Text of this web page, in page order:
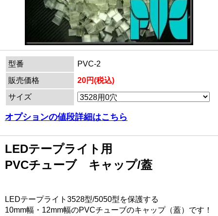
型番
PVC-2
販売価格
20円(税込)
サイズ
オプションの値段詳細はこちら
LEDテープライト用
PVCチューブ キャップ/蓋
LEDテープライト3528型/5050型を保護する
10mm幅・12mm幅のPVCチューブのキャップ（蓋）です！